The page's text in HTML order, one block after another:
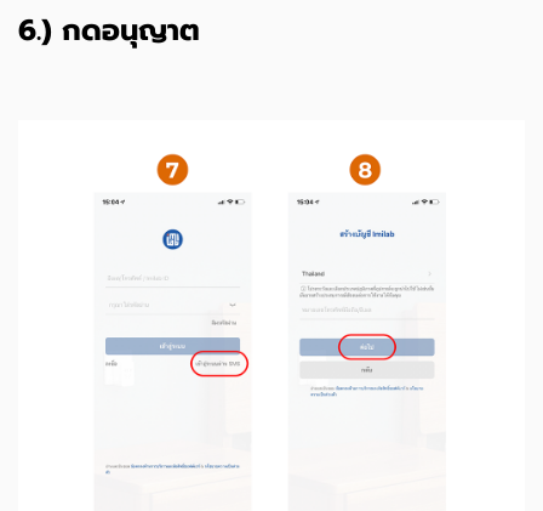
6.) กดอนุญาต